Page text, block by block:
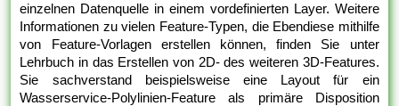
einzelnen Datenquelle in einem vordefinierten Layer. Weitere
Informationen zu vielen Feature-Typen, die Ebendiese mithilfe
von Feature-Vorlagen erstellen können, finden Sie unter
Lehrbuch in das Erstellen von 2D- des weiteren 3D-Features.
Sie sachverstand beispielsweise eine Layout für ein
Wasserservice-Polylinien-Feature als primäre Disposition